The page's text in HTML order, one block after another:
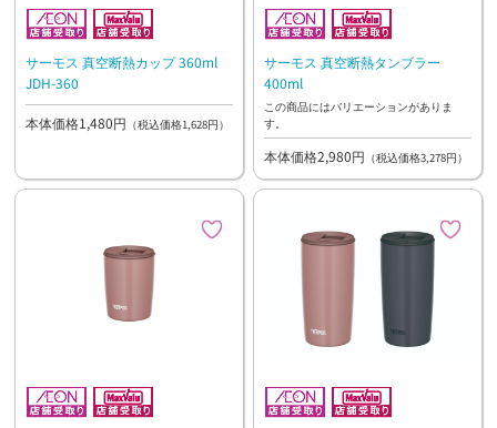
サーモス 真空断熱カップ 360ml
JDH-360
本体価格1,480円 （税込価格1,628円）
サーモス 真空断熱タンブラー
400ml
この商品にはバリエーションがありま
す。
本体価格2,980円 （税込価格3,278円）